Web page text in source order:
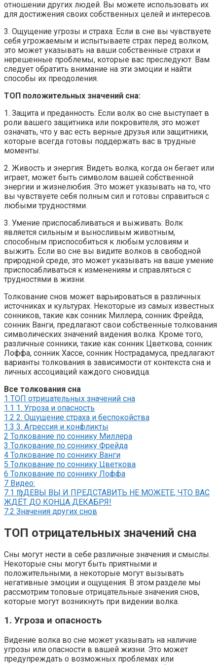
отношении других людей. Вы можете использовать их
для достижения своих собственных целей и интересов.
3. Ощущение угрозы и страха: Если в сне вы чувствуете
себя угрожаемым и испытываете страх перед волком,
это может указывать на ваши собственные страхи и
нерешенные проблемы, которые вас преследуют. Вам
следует обратить внимание на эти эмоции и найти
способы их преодоления.
ТОП положительных значений сна:
1. Защита и преданность: Если волк во сне выступает в
роли вашего защитника или покровителя, это может
означать, что у вас есть верные друзья или защитники,
которые всегда готовы поддержать вас в трудные
моменты.
2. Живость и энергия: Видеть волка, когда он бегает или
играет, может быть символом вашей собственной
энергии и жизнелюбия. Это может указывать на то, что
вы чувствуете себя полным сил и готовы справиться с
любыми трудностями.
3. Умение приспосабливаться и выживать: Волк
является сильным и выносливым животным,
способным приспособиться к любым условиям и
выжить. Если во сне вы видите волков в свободной
природной среде, это может указывать на ваше умение
приспосабливаться к изменениям и справляться с
трудностями в жизни.
Толкование снов может варьироваться в различных
источниках и культурах. Некоторые из самых известных
сонников, такие как сонник Миллера, сонник Фрейда,
сонник Ванги, предлагают свои собственные толкования
символических значений видения волка. Кроме того,
различные сонники, такие как сонник Цветкова, сонник
Лоффа, сонник Хассе, сонник Нострадамуса, предлагают
варианты толкования в зависимости от контекста сна и
личных ассоциаций каждого сновидца.
Все толкования сна
1 ТОП отрицательных значений сна
1.1 1. Угроза и опасность
1.2 2. Ощущение страха и беспокойства
1.3 3. Агрессия и конфликты
2 Толкование по соннику Миллера
3 Толкование по соннику Фрейда
4 Толкование по соннику Ванги
5 Толкование по соннику Цветкова
6 Толкование по соннику Лоффа
7 Видео:
7.1 ♍ДЕВЫ ВЫ И ПРЕДСТАВИТЬ НЕ МОЖЕТЕ, ЧТО ВАС
ЖДЁТ ДО КОНЦА ДЕКАБРЯ!
7.2 Значения других снов
ТОП отрицательных значений сна
Сны могут нести в себе различные значения и смыслы.
Некоторые сны могут быть приятными и
положительными, а некоторые могут вызывать
негативные эмоции и ощущения. В этом разделе мы
рассмотрим топовые отрицательные значения снов,
которые могут возникнуть при видении волка.
1. Угроза и опасность
Видение волка во сне может указывать на наличие
угрозы или опасности в вашей жизни. Это может
предупреждать о возможных проблемах или